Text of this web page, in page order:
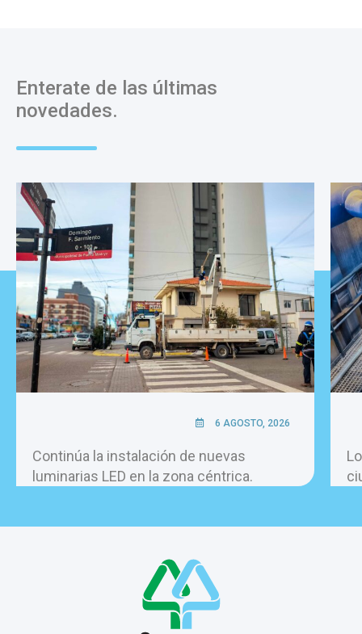
Enterate de las últimas
novedades.
6 AGOSTO, 2026
Continúa la instalación de nuevas
luminarias LED en la zona céntrica.